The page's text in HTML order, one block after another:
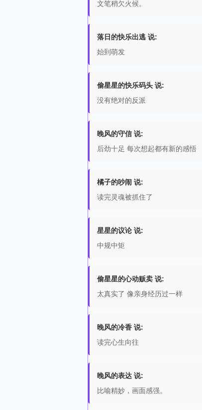
文笔稍欠火候。
落日的快乐出逃 说:
始到萌发
偷星星的快乐码头 说:
没有绝对的反派
晚风的守信 说:
后劲十足 每次想起都有新的感悟
橘子的吵闹 说:
读完灵魂被抓住了
星星的议论 说:
中规中矩
偷星星的心动贩卖 说:
太真实了 像亲身经历过一样
晚风的冷香 说:
读完心生向往
晚风的表达 说:
比喻精妙，画面感强。